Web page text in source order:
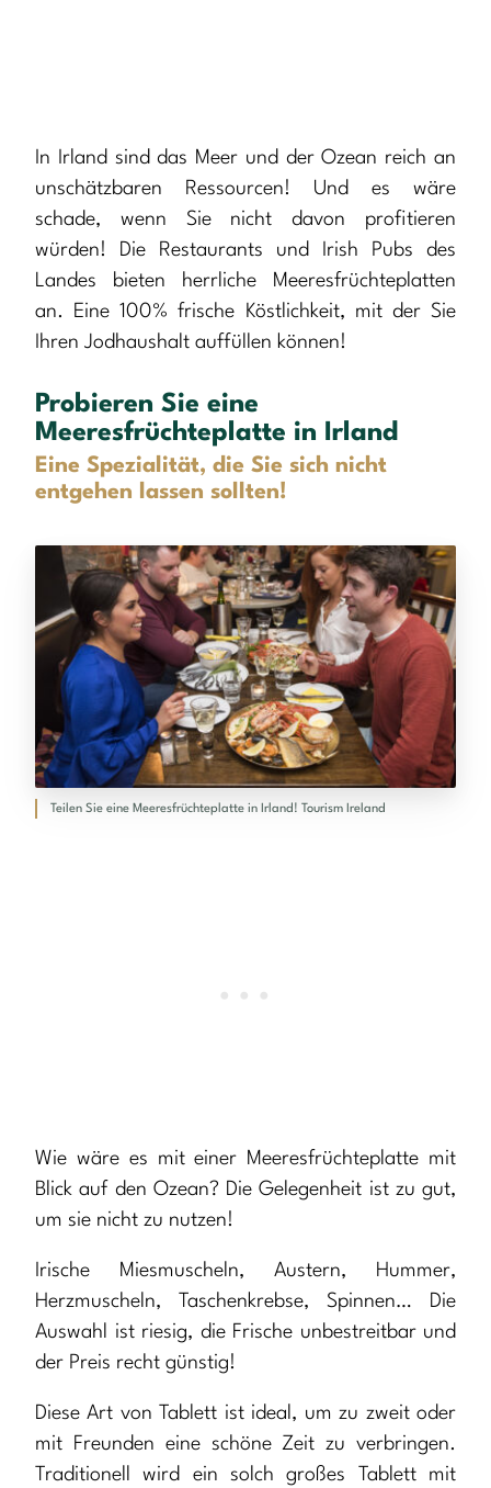
In Irland sind das Meer und der Ozean reich an
unschätzbaren Ressourcen! Und es wäre
schade, wenn Sie nicht davon profitieren
würden! Die Restaurants und Irish Pubs des
Landes bieten herrliche Meeresfrüchteplatten
an. Eine 100% frische Köstlichkeit, mit der Sie
Ihren Jodhaushalt auffüllen können!
Probieren Sie eine
Meeresfrüchteplatte in Irland
Eine Spezialität, die Sie sich nicht
entgehen lassen sollten!
Teilen Sie eine Meeresfrüchteplatte in Irland! Tourism Ireland
Wie wäre es mit einer Meeresfrüchteplatte mit
Blick auf den Ozean? Die Gelegenheit ist zu gut,
um sie nicht zu nutzen!
Irische Miesmuscheln, Austern, Hummer,
Herzmuscheln, Taschenkrebse, Spinnen… Die
Auswahl ist riesig, die Frische unbestreitbar und
der Preis recht günstig!
Diese Art von Tablett ist ideal, um zu zweit oder
mit Freunden eine schöne Zeit zu verbringen.
Traditionell wird ein solch großes Tablett mit